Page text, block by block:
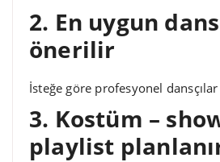
2. En uygun
önerilir
İsteğe göre profesyonel
3. Kostüm –
playlist